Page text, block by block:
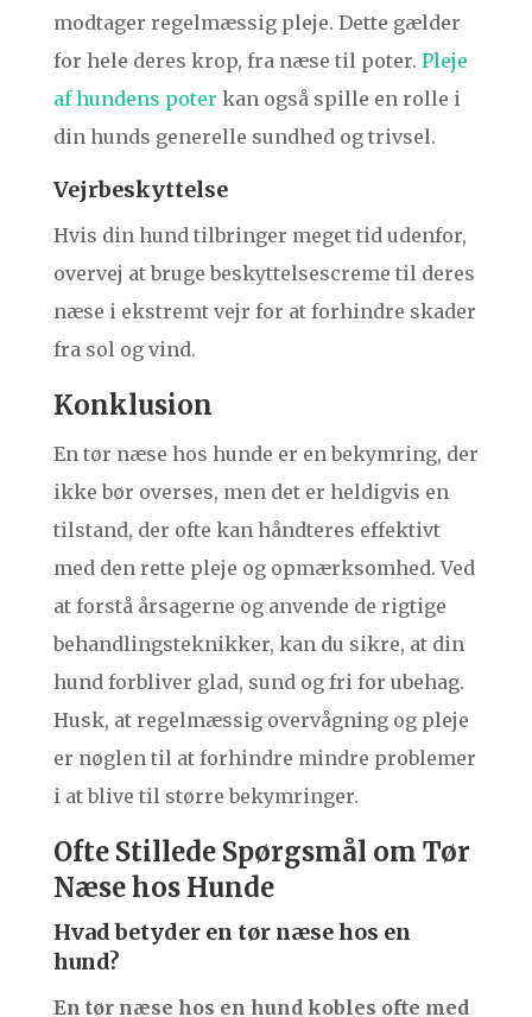
modtager regelmæssig pleje. Dette gælder
for hele deres krop, fra næse til poter. Pleje
af hundens poter kan også spille en rolle i
din hunds generelle sundhed og trivsel.
Vejrbeskyttelse
Hvis din hund tilbringer meget tid udenfor,
overvej at bruge beskyttelsescreme til deres
næse i ekstremt vejr for at forhindre skader
fra sol og vind.
Konklusion
En tør næse hos hunde er en bekymring, der
ikke bør overses, men det er heldigvis en
tilstand, der ofte kan håndteres effektivt
med den rette pleje og opmærksomhed. Ved
at forstå årsagerne og anvende de rigtige
behandlingsteknikker, kan du sikre, at din
hund forbliver glad, sund og fri for ubehag.
Husk, at regelmæssig overvågning og pleje
er nøglen til at forhindre mindre problemer
i at blive til større bekymringer.
Ofte Stillede Spørgsmål om Tør
Næse hos Hunde
Hvad betyder en tør næse hos en
hund?
En tør næse hos en hund kobles ofte med